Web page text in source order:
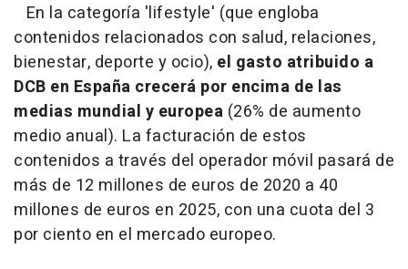
En la categoría 'lifestyle' (que engloba
contenidos relacionados con salud, relaciones,
bienestar, deporte y ocio), el gasto atribuido a
DCB en España crecerá por encima de las
medias mundial y europea (26% de aumento
medio anual). La facturación de estos
contenidos a través del operador móvil pasará de
más de 12 millones de euros de 2020 a 40
millones de euros en 2025, con una cuota del 3
por ciento en el mercado europeo.